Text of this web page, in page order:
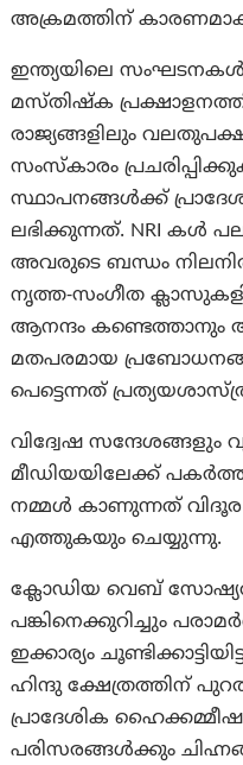
അക്രമത്തിന്
ഇന്ത്യയിലെ
മസ്തിഷ്ക
രാജ്യങ്ങളിലും
സംസ്കാരം
സ്ഥാപനങ്ങൾക്ക്
ലഭിക്കുന്നത്. NRI കൾ
അവരുടെ ബന്ധം
നൃത്ത-സംഗീത
ആനന്ദം
മതപരമായ
പെട്ടെന്നത്
വിദ്വേഷ
മീഡിയയിലേക്ക്
നമ്മൾ കാണുന്നത്
എത്തുകയും ചെയ്യുന്നു.
ക്ലോഡിയ വെബ്
പങ്കിനെക്കുറിച്ചും
ഇക്കാര്യം
ഹിന്ദു ക്ഷേത്രത്തിന്
പ്രാദേശിക
പരിസരങ്ങൾക്കും